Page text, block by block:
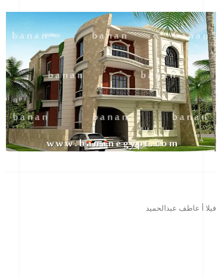
فيلا أ عاطف عبدالحميد